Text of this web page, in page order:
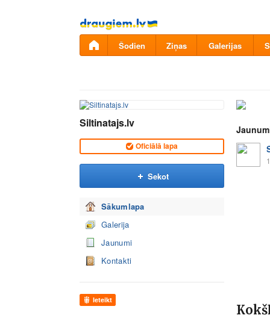
Pāriet
uz
saturu
Šodien Ziņas Galerijas
Siltinatajs.lv
Oficiālā lapa
Sekot
Sākumlapa
Galerija
Jaunumi
Kontakti
Ieteikt